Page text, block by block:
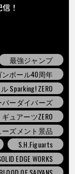
！
最強ジャンプ
ンボール40周年
Sparking! ZERO
パーダイバーズ
ュアーツZERO
ーズメント景品
S.H.Figuarts
EDGE WORKS